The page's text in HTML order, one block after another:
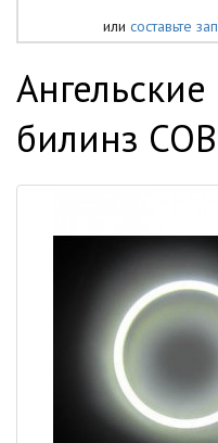
или составьте
Ангельские
билинз